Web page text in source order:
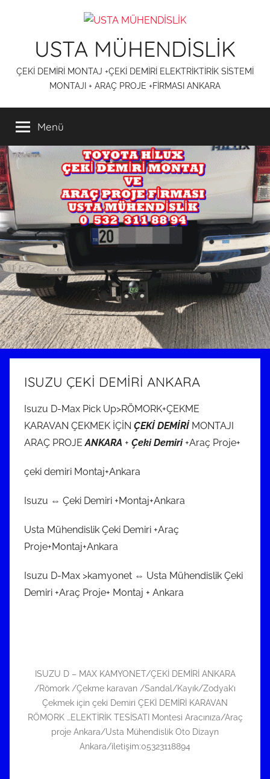
USTA MÜHENDİSLİK
ÇEKİ DEMİRİ MONTAJ +ÇEKİ DEMİRİ ELEKTRİKTİRİK SİSTEMİ
MONTAJI + ARAÇ PROJE +FİRMASI ANKARA
Menü
ISUZU ÇEKİ DEMİRİ ANKARA
Isuzu D-Max Pick Up>RÖMORK+ÇEKME
KARAVAN ÇEKMEK İÇİN ÇEKİ DEMİRİ MONTAJI
ARAÇ PROJEANKARA + Çeki Demiri+Araç Proje+
çeki demiri Montaj+Ankara
Isuzu ⇔ Çeki Demiri +Montaj+Ankara
Usta Mühendislik Çeki Demiri +Araç
Proje+Montaj+Ankara
Isuzu D-Max >kamyonet ⇔ Usta Mühendislik Çeki
Demiri +Araç Proje+ Montaj + Ankara
ISUZU D – MAX KAMYONET/ÇEKİ DEMİRİ ANKARA
/Römork /Çekme karavan /Sandal/Kayık/Zodyak’ı
Çekmek için çeki Demiri ÇEKİ DEMİRİ KARAVAN
RÖMORK …ELEKTİRİK TESİSATI Montesi Aracınıza/Araç
proje Ankara/Usta Mühendislik Oto Dizayn
Ankara/iletişim:05323118894